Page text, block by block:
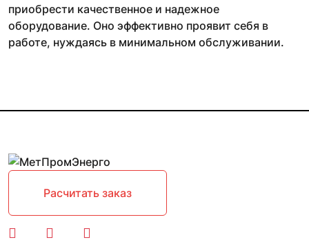
приобрести качественное и надежное
оборудование. Оно эффективно проявит себя в
работе, нуждаясь в минимальном обслуживании.
Расчитать заказ